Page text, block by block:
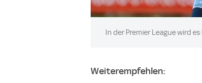
Image:
In der Premier League wird
Weiterempfehlen: